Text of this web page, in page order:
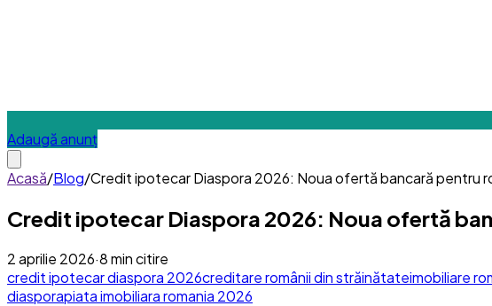
Adaugă anunț
Acasă/Blog/Credit ipotecar Diaspora 2026: Noua ofertă bancară pentru
Credit ipotecar Diaspora 2026: Noua ofertă
2 aprilie 2026·8min citire
credit ipotecar diaspora 2026creditare românii din străinătateimobiliare
diasporapiata imobiliara romania 2026